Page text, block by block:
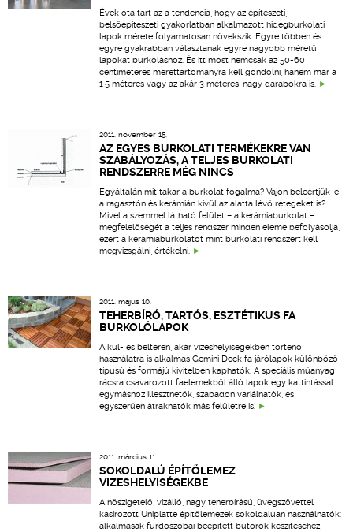
Évek óta tart az a tendencia, hogy az építészeti,
belsőépítészeti gyakorlatban alkalmazott hidegburkolati
lapok mérete folyamatosan növekszik. Egyre többen és
egyre gyakrabban választanak egyre nagyobb méretű
lapokat burkoláshoz. És itt most nemcsak az 50-60
centiméteres mérettartományra kell gondolni, hanem már a
1,5 méteres vagy az akár 3 méteres, nagy darabokra is.
2011. november 15.
AZ EGYES BURKOLATI TERMÉKEKRE VAN
SZABÁLYOZÁS, A TELJES BURKOLATI
RENDSZERRE MÉG NINCS
Egyáltalán mit takar a burkolat fogalma? Vajon beleértjük-e
a ragasztón és kerámián kívül az alatta lévő rétegeket is?
Mivel a szemmel látható felület – a kerámiaburkolat –
megfelelőségét a teljes rendszer minden eleme befolyásolja,
ezért a kerámiaburkolatot mint burkolati rendszert kell
megvizsgálni, értékelni.
2011. május 10.
TEHERBÍRÓ, TARTÓS, ESZTÉTIKUS FA
BURKOLÓLAPOK
A kül- és beltéren, akár vizeshelyiségekben történő
használatra is alkalmas Gemini Deck fa járólapok különböző
típusú és formájú kivitelben kaphatók. A speciális műanyag
rácsra csavarozott faelemekből álló lapok egy kattintással
egymáshoz illeszthetők, szabadon variálhatók, és
egyszerűen átrakhatók más felületre is.
2011. március 11.
SOKOLDALÚ ÉPÍTŐLEMEZ
VIZESHELYISÉGEKBE
A hőszigetelő, vízálló, nagy teherbírású, üvegszövettel
kasírozott Uniplatte építőlemezek sokoldalúan használhatók:
alkalmasak fürdőszobai beépített bútorok készítéséhez,